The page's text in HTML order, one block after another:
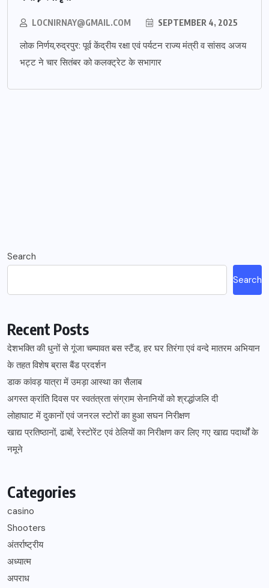
LOCNIRNAY@GMAIL.COM SEPTEMBER 4, 2025
लोक निर्णय,रुद्रपुर: पूर्व केंद्रीय रक्षा एवं पर्यटन राज्य मंत्री व सांसद अजय
भट्ट ने चार सितंबर को कलक्ट्रेट के सभागार
Search
Search
Recent Posts
देशभक्ति की धुनों से गूंजा चम्पावत बस स्टैंड, हर घर तिरंगा एवं वन्दे मातरम अभियान
के तहत विशेष ब्रास बैंड प्रदर्शन
डाक कांवड़ यात्रा में उमड़ा आस्था का सैलाब
अगस्त क्रांति दिवस पर स्वतंत्रता संग्राम सेनानियों को श्रद्धांजलि दी
लोहाघाट में दुकानों एवं जनरल स्टोरों का हुआ सघन निरीक्षण
खाद्य प्रतिष्ठानों, ढाबों, रेस्टोरेंट एवं ठेलियों का निरीक्षण कर लिए गए खाद्य पदार्थों के
नमूने
Categories
casino
Shooters
अंतर्राष्ट्रीय
अध्यात्म
अपराध